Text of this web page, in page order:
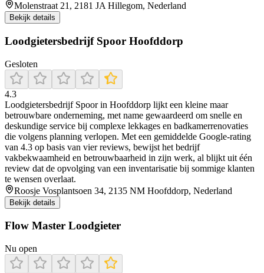
Molenstraat 21, 2181 JA Hillegom, Nederland
Bekijk details
Loodgietersbedrijf Spoor Hoofddorp
Gesloten
4.3
Loodgietersbedrijf Spoor in Hoofddorp lijkt een kleine maar
betrouwbare onderneming, met name gewaardeerd om snelle en
deskundige service bij complexe lekkages en badkamerrenovaties
die volgens planning verlopen. Met een gemiddelde Google-rating
van 4.3 op basis van vier reviews, bewijst het bedrijf
vakbekwaamheid en betrouwbaarheid in zijn werk, al blijkt uit één
review dat de opvolging van een inventarisatie bij sommige klanten
te wensen overlaat.
Roosje Vosplantsoen 34, 2135 NM Hoofddorp, Nederland
Bekijk details
Flow Master Loodgieter
Nu open